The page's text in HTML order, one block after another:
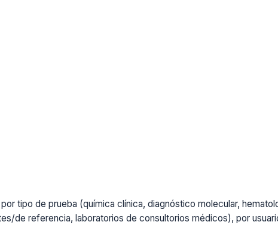
tipo de prueba (química clínica, diagnóstico molecular,
de referencia, laboratorios de consultorios médicos), por